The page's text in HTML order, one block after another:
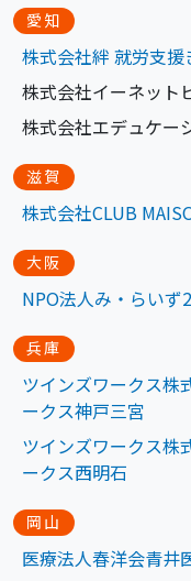
愛知
株式会社絆 就労支援
株式会社イーネット
株式会社エデュケー
滋賀
株式会社CLUB
大阪
NPO法人み・らいず
兵庫
ツインズワークス株
ークス神戸三宮
ツインズワークス株
ークス西明石
岡山
医療法人春洋会青